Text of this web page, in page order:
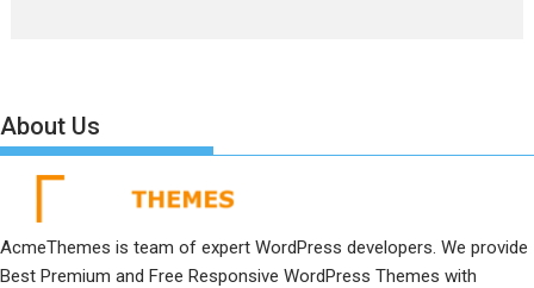
About Us
AcmeThemes is team of expert WordPress developers. We provide
Best Premium and Free Responsive WordPress Themes with